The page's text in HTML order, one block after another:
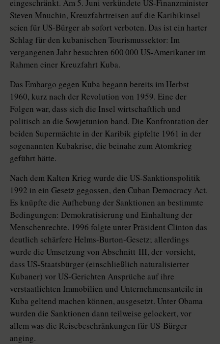
eingeschränkt. Am 5. Juni verkündete US-Finanzminister
Steven Mnuchin, Kreuzfahrtreisen auf die Karibikinsel
seien für US-Bürger ab sofort verboten. Das ist ein harter
Schlag für den kubanischen Tourismussektor: Im
vergangenen Jahr besuchten 600 000 US-Amerikaner im
Rahmen einer Kreuzfahrt Kuba.
Das Embargo gegen Kuba begann bereits im Herbst
1960, kurz nach der Revolu­tion von 1959. Eine der
Folgen war, dass sich die Insel wirtschaftlich und
politisch an die Sowjetunion band. Die Kon­fron­ta­tion der
beiden Supermächte in der Karibik gipfelte 1961 in der
sogenannten Kubakrise, die beinahe zum Atomkrieg
geführt hätte.
Nach dem Kalten Krieg wurde die US-Sanktionspolitik
1992 in ein Gesetz gegossen, den Cuban Democracy Act.
Es knüpfte die Aufhebung der Sanktionen an bestimmte
Bedingungen: Demokratisierung und Einhaltung der
Menschenrechte. 1996 folgte unter Präsident Clinton das
deutlich schärfere Helms-Burton-Gesetz; allerdings
wurde die Umsetzung von Abschnitt III, der vorsieht,
dass US-Staatsbürger (einschließlich naturalisierter
Kubaner) vor US-Gerichten Ansprüche auf ihre
verstaatlichten Immobilien und Unternehmensanteile in
Kuba geltend machen können, ausgesetzt. Unter Obama
wurden die Sanktionen dann teilweise gelockert, vor
allem was die Reisebeschrän­kungen für US-Bürger
anging.